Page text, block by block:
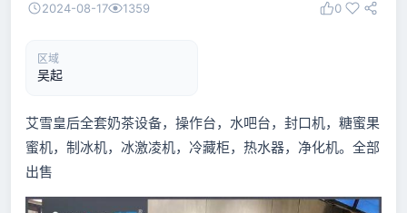
2024-08-17 1359 0
区域
吴起
艾雪皇后全套奶茶设备，操作台，水吧台，封口机，糖蜜果
蜜机，制冰机，冰激凌机，冷藏柜，热水器，净化机。全部
出售